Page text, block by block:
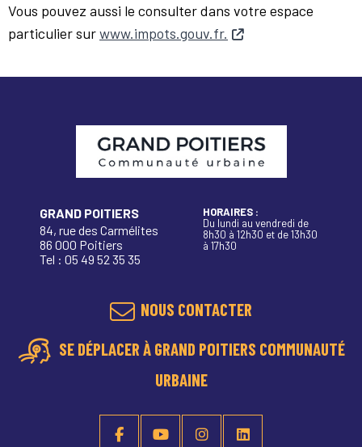
Vous pouvez aussi le consulter dans votre espace
particulier surwww.impots.gouv.fr.
GRAND POITIERS
84, rue des Carmélites
86 000 Poitiers
Tel : 05 49 52 35 35
HORAIRES :
Du lundi au vendredi de
8h30 à 12h30 et de 13h30
à 17h30
NOUS CONTACTER
SE DÉPLACER À GRAND POITIERS COMMUNAUTÉ
URBAINE